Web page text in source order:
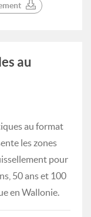
au
au format
les zones
pour
50 ans et 100
en Wallonie.